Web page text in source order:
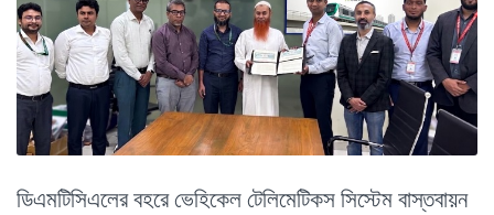
ডিএমটিসিএলের বহরে ভেহিকেল টেলিমেটিকস সিস্টেম বাস্তবায়ন